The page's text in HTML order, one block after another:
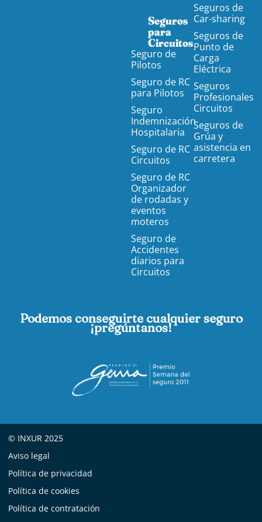
Seguros
para
Circuitos
Seguro de
Pilotos
Seguro de RC
para Pilotos
Seguro
Indemnización
Hospitalaria
Seguro de RC
Circuitos
Seguro de RC
Organizador
de rodadas y
eventos
moteros
Seguro de
Accidentes
diarios para
Circuitos
Seguros de
Car-sharing
Seguros de
Punto de
Carga
Eléctrica
Seguros
Profesionales
Circuitos
Seguros de
Grúa y
asistencia en
carretera
Podemos conseguirte cualquier seguro
¡pregúntanos!
© INXUR 2025
Aviso legal
Política de privacidad
Política de cookies
Política de contratación